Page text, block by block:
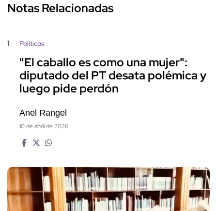
Notas Relacionadas
1 Políticos
"El caballo es como una mujer":
diputado del PT desata polémica y
luego pide perdón
Anel Rangel
10 de abril de 2026